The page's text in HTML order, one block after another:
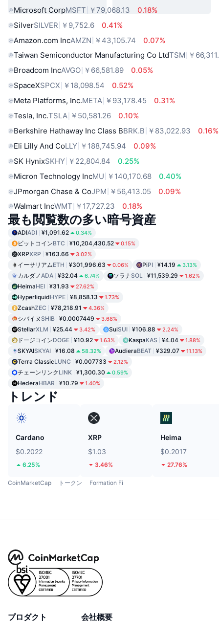
Microsoft CorpMSFT ￥79,068.13
0.18%
SilverSILVER ￥9,752.6
0.41%
Amazon.com IncAMZN ￥43,105.74
0.07%
Taiwan Semiconductor Manufacturing Co LtdTSM ￥
Broadcom IncAVGO ￥66,581.89
0.05%
SpaceXSPCX ￥18,098.54
0.52%
Meta Platforms, Inc.META ￥93,178.45
0.31%
Tesla, Inc.TSLA ￥50,581.26
0.10%
Berkshire Hathaway Inc Class BBRK.B ￥83,022.93
0.16%
Eli Lilly And CoLLY ￥188,745.94
0.09%
SK HynixSKHY ￥22,804.84
0.25%
Micron Technology IncMU ￥140,170.68
0.40%
JPmorgan Chase & CoJPM ￥56,413.05
0.09%
Walmart IncWMT ￥17,727.23 0.18%
最も閲覧数の多い暗号資産
ADIADI ¥1,091.62 0.34%
ビットコインBTC ¥10,204,430.52 0.15%
XRPXRP ¥163.66 3.02%
イーサリアムETH ¥301,996.63 0.06% PiPI ¥14.19 3.13%
カルダノADA ¥32.04 6.74% ソラナSOL ¥11,539.29 1.62%
HeimaHEI ¥31.93 27.62%
HyperliquidHYPE ¥8,858.13 1.73%
ZcashZEC ¥78,218.91 4.36%
シバイヌ SHIB ¥0.0007449 3.68%
StellarXLM ¥25.44 3.42% SuiSUI ¥106.88 2.24%
ドージコインDOGE ¥10.92 1.63% KaspaKAS ¥4.04 1.88%
SKYAISKYAI ¥16.08 58.32% AudieraBEAT ¥329.07 11.13%
Terra ClassicLUNC ¥0.007733 2.12%
チェーンリンク LINK ¥1,300.30 0.59%
HederaHBAR ¥10.79 1.40%
トレンド
Cardano
$0.2022
6.25%
XRP
$1.03
3.46%
Heima
$0.2017
27.76%
CoinMarketCap トークン Formation Fi
プロダクト 会社概要